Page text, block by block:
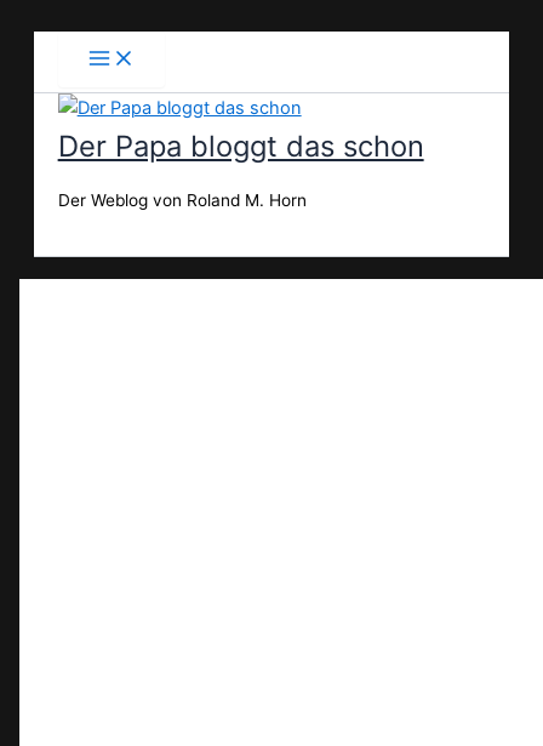
Der Papa bloggt das schon
Der Weblog von Roland M. Horn